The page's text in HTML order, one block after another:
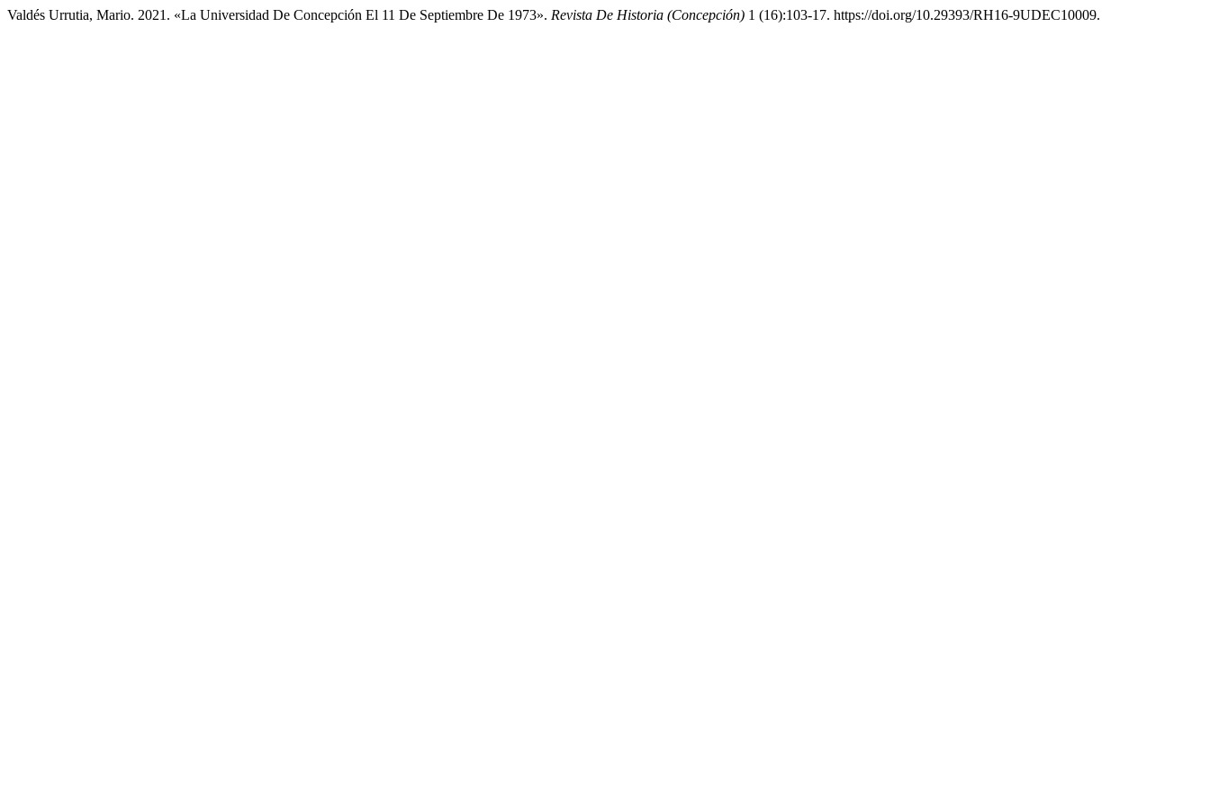
Valdés Urrutia, Mario. 2021. «La Universidad De Concepción El 11 De Septiembre De 1973». Revista De Historia (Concepción) 1 (16):103-17. https://doi.org/10.29393/RH16-9UDEC10009.